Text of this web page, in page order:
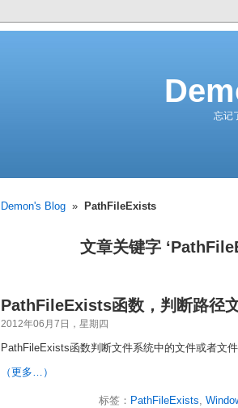
忘记
Demon's Blog » PathFileExists
文章关键字
PathFileExists函数，判断路径
2012年06月7日，星期四
PathFileExists函数判断文件系统中的文件或者文
（更多…）
标签： PathFileExists,